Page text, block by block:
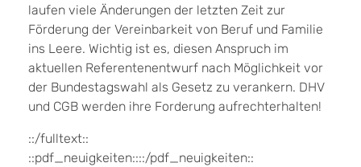
laufen viele Änderungen der letzten Zeit zur
Förderung der Vereinbarkeit von Beruf und Familie
ins Leere. Wichtig ist es, diesen Anspruch im
aktuellen Referentenentwurf nach Möglichkeit vor
der Bundestagswahl als Gesetz zu verankern. DHV
und CGB werden ihre Forderung aufrechterhalten!
::/fulltext::
::pdf_neuigkeiten::::/pdf_neuigkeiten::